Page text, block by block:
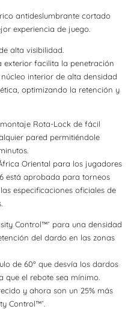
antideslumbrante cortado
experiencia de juego.
alta visibilidad.
exterior facilita la penetración
interior de alta densidad
optimizando la retención y
Rota-Lock de fácil
pared permitiéndole
Oriental para los jugadores
está aprobada para torneos
especificaciones oficiales de
Control™’ para una densidad
del dardo en las zonas
de 60º que desvía los dardos
que el rebote sea mínimo.
y ahora son un 25% más
Control™’.